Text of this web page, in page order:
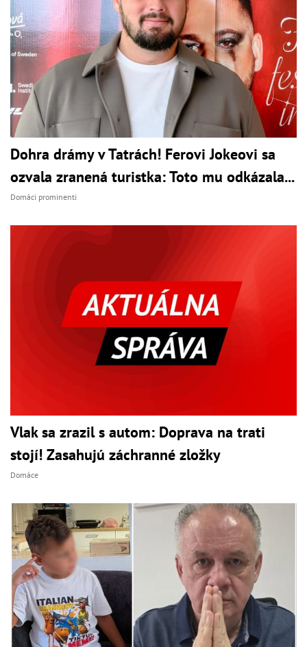
Dohra drámy v Tatrách! Ferovi Jokeovi sa
ozvala zranená turistka: Toto mu odkázala...
Domáci prominenti
Vlak sa zrazil s autom: Doprava na trati
stojí! Zasahujú záchranné zložky
Domáce